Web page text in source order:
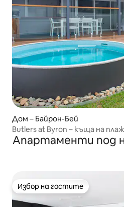
Дом – Байрон-Бей
Butlers at Byron – къща на
Апартаменти под
Избор на гостите
Избор на гостите